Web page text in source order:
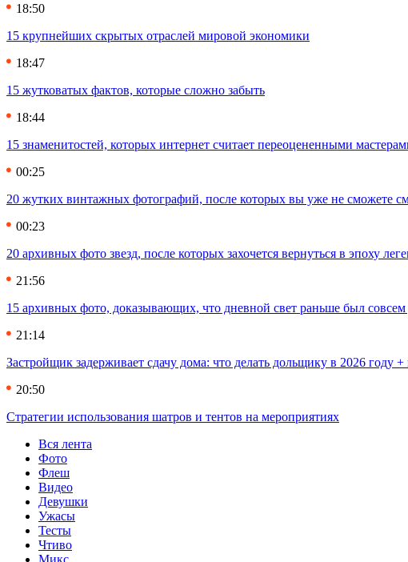
18:50
15 крупнейших скрытых отраслей мировой экономики
18:47
15 жутковатых фактов, которые сложно забыть
18:44
15 знаменитостей, которых интернет считает переоцененными
00:25
20 жутких винтажных фотографий, после которых вы уже не сможете
00:23
20 архивных фото звезд, после которых захочется вернуться в эпоху
21:56
15 архивных фото, доказывающих, что дневной свет раньше был
21:14
Застройщик задерживает сдачу дома: что делать дольщику в 2026 году
20:50
Стратегии использования шатров и тентов на мероприятиях
Вся лента
Фото
Флеш
Видео
Девушки
Ужасы
Тесты
Чтиво
Микс